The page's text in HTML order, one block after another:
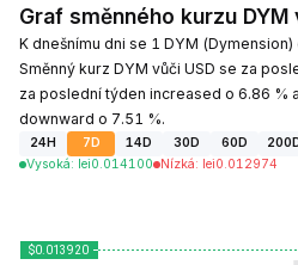
Graf směnného kurzu DYM
K dnešnímu dni se 1 DYM
Směnný kurz DYM vůči USD se za
za poslední týden increased o 6.86 %
downward o 7.51 %.
24H 7D 14D 30D 60D
Vysoká: lei0.014100 Nízká: lei0.012974